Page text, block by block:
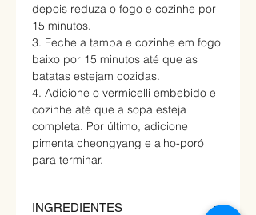
depois reduza o fogo e cozinhe por
15 minutos.
3. Feche a tampa e cozinhe em fogo
baixo por 15 minutos até que as
batatas estejam cozidas.
4. Adicione o vermicelli embebido e
cozinhe até que a sopa esteja
completa. Por último, adicione
pimenta cheongyang e alho-poró
para terminar.
INGREDIENTES